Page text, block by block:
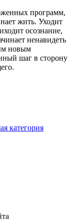
программ,
жить. Уходит
осознание,
ненавидеть
новым
шаг в сторону
категория